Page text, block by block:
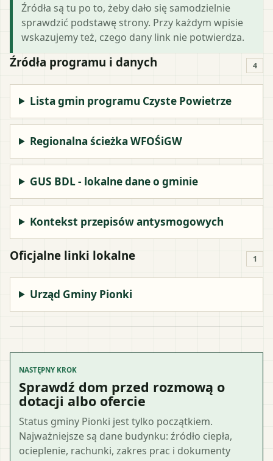
Źródła są tu po to, żeby dało się samodzielnie
sprawdzić podstawę strony. Przy każdym wpisie
wskazujemy też, czego dany link nie potwierdza.
Źródła programu i danych 4
Lista gmin programu Czyste Powietrze
Regionalna ścieżka WFOŚiGW
GUS BDL - lokalne dane o gminie
Kontekst przepisów antysmogowych
Oficjalne linki lokalne 1
Urząd Gminy Pionki
NASTĘPNY KROK
Sprawdź dom przed rozmową o
dotacji albo ofercie
Status gminy Pionki jest tylko początkiem.
Najważniejsze są dane budynku: źródło ciepła,
ocieplenie, rachunki, zakres prac i dokumenty